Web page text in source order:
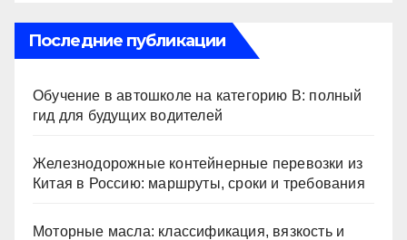
ki
Последние публикации
Обучение в автошколе на категорию В: полный
гид для будущих водителей
Железнодорожные контейнерные перевозки из
Китая в Россию: маршруты, сроки и требования
Моторные масла: классификация, вязкость и